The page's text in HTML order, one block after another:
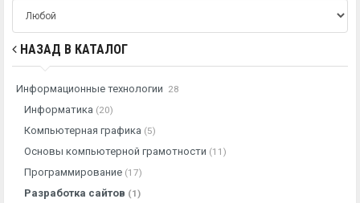
НАЗАД В КАТАЛОГ
Информационные технологии 28
Информатика (20)
Компьютерная графика (5)
Основы компьютерной грамотности (11)
Программирование (17)
Разработка сайтов (1)